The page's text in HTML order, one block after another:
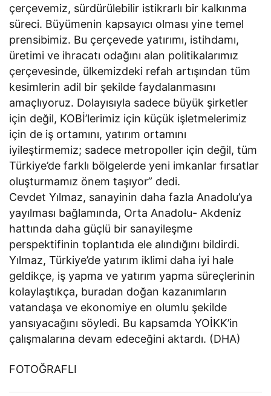
çerçevemiz, sürdürülebilir istikrarlı bir kalkınma
süreci. Büyümenin kapsayıcı olması yine temel
prensibimiz. Bu çerçevede yatırımı, istihdamı,
üretimi ve ihracatı odağını alan politikalarımız
çerçevesinde, ülkemizdeki refah artışından tüm
kesimlerin adil bir şekilde faydalanmasını
amaçlıyoruz. Dolayısıyla sadece büyük şirketler
için değil, KOBİ’lerimiz için küçük işletmelerimiz
için de iş ortamını, yatırım ortamını
iyileştirmemiz; sadece metropoller için değil, tüm
Türkiye’de farklı bölgelerde yeni imkanlar fırsatlar
oluşturmamız önem taşıyor” dedi.
Cevdet Yılmaz, sanayinin daha fazla Anadolu’ya
yayılması bağlamında, Orta Anadolu- Akdeniz
hattında daha güçlü bir sanayileşme
perspektifinin toplantıda ele alındığını bildirdi.
Yılmaz, Türkiye’de yatırım iklimi daha iyi hale
geldikçe, iş yapma ve yatırım yapma süreçlerinin
kolaylaştıkça, buradan doğan kazanımların
vatandaşa ve ekonomiye en olumlu şekilde
yansıyacağını söyledi. Bu kapsamda YOİKK’in
çalışmalarına devam edeceğini aktardı. (DHA)
FOTOĞRAFLI